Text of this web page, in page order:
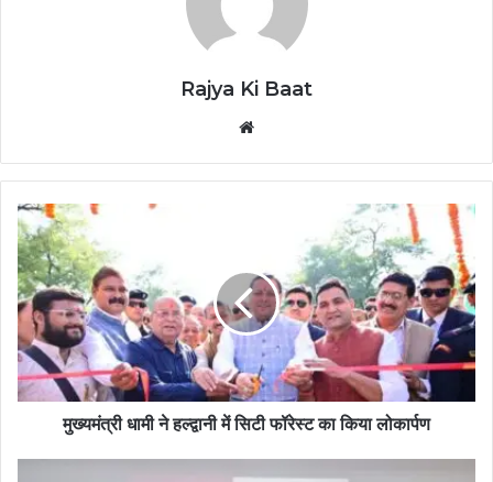
Rajya Ki Baat
मुख्यमंत्री धामी ने हल्द्वानी में सिटी फॉरेस्ट का किया लोकार्पण